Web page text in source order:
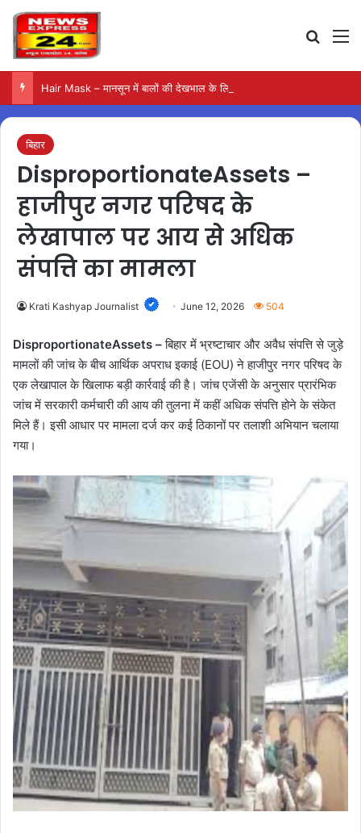
Hair Mask – मानसून में बालों की देखभाल के लिए आजमाएं अंडे का मास्क
बिहार
DisproportionateAssets –
हाजीपुर नगर परिषद के
लेखापाल पर आय से अधिक
संपत्ति का मामला
Krati Kashyap Journalist June 12, 2026 504
DisproportionateAssets –बिहार में भ्रष्टाचार और अवैध संपत्ति से जुड़े
मामलों की जांच के बीच आर्थिक अपराध इकाई (EOU) ने हाजीपुर नगर परिषद के
एक लेखापाल के खिलाफ बड़ी कार्रवाई की है। जांच एजेंसी के अनुसार प्रारंभिक
जांच में सरकारी कर्मचारी की आय की तुलना में कहीं अधिक संपत्ति होने के संकेत
मिले हैं। इसी आधार पर मामला दर्ज कर कई ठिकानों पर तलाशी अभियान चलाया
गया।